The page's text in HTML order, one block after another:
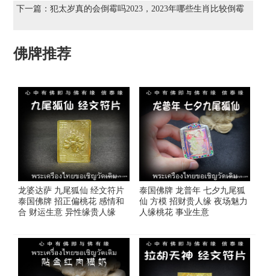
下一篇：犯太岁真的会倒霉吗2023，2023年哪些生肖比较倒霉
佛牌推荐
龙婆达萨 九尾狐仙 经文符片
泰国佛牌 招正偏桃花 感情和
合 财运生意 异性缘贵人缘
泰国佛牌 龙普年 七夕九尾狐
仙 方模 招财贵人缘 夜场魅力
人缘桃花 事业生意